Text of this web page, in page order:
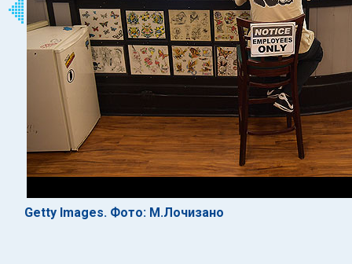
Getty Images. Фото: М.Лочизано